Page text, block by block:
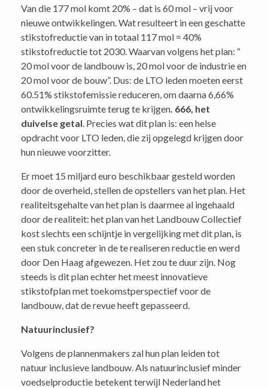
Van die 177 mol komt 20% – dat is 60 mol – vrij voor
nieuwe ontwikkelingen. Wat resulteert in een geschatte
stikstofreductie van in totaal 117 mol = 40%
stikstofreductie tot 2030. Waarvan volgens het plan: “
20 mol voor de landbouw is, 20 mol voor de industrie en
20 mol voor de bouw”. Dus: de LTO leden moeten eerst
60.51% stikstofemissie reduceren, om daarna 6,66%
ontwikkelingsruimte terug te krijgen . 666, het
duivelse getal . Precies wat dit plan is: een helse
opdracht voor LTO leden, die zij opgelegd krijgen door
hun nieuwe voorzitter.
Er moet 15 miljard euro beschikbaar gesteld worden
door de overheid, stellen de opstellers van het plan. Het
realiteitsgehalte van het plan is daarmee al ingehaald
door de realiteit: het plan van het Landbouw Collectief
kost slechts een schijntje in vergelijking met dit plan, is
een stuk concreter in de te realiseren reductie en werd
door Den Haag afgewezen. Het zou te duur zijn. Nog
steeds is dit plan echter het meest innovatieve
stikstofplan met toekomstperspectief voor de
landbouw, dat de revue heeft gepasseerd.
Natuurinclusief?
Volgens de plannenmakers zal hun plan leiden tot
natuur inclusieve landbouw. Als natuurinclusief minder
voedselproductie betekent terwijl Nederland het